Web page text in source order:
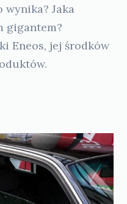
wynika? Jaka
gigantem?
Eneos, jej środków